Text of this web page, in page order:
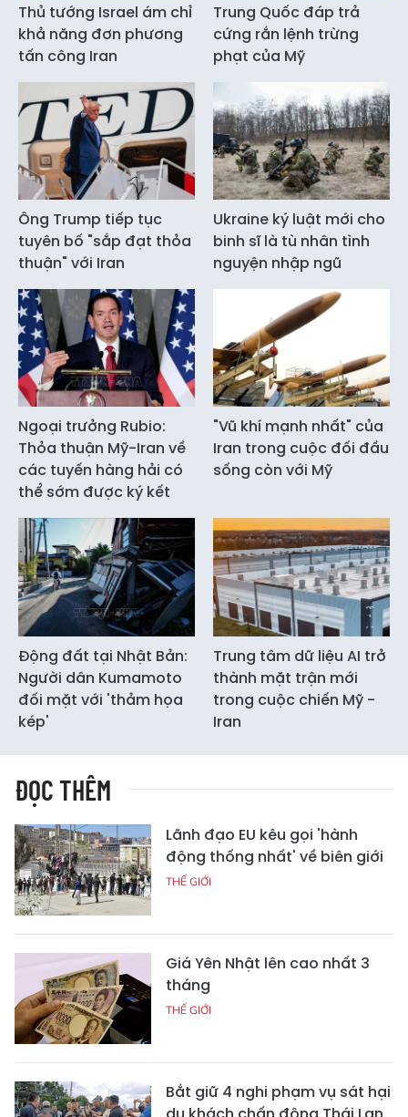
Thủ tướng Israel ám chỉ
khả năng đơn phương
tấn công Iran
Trung Quốc đáp trả
cứng rắn lệnh trừng
phạt của Mỹ
Ông Trump tiếp tục
tuyên bố "sắp đạt thỏa
thuận" với Iran
Ukraine ký luật mới cho
binh sĩ là tù nhân tình
nguyện nhập ngũ
Ngoại trưởng Rubio:
Thỏa thuận Mỹ-Iran về
các tuyến hàng hải có
thể sớm được ký kết
"Vũ khí mạnh nhất" của
Iran trong cuộc đối đầu
sống còn với Mỹ
Động đất tại Nhật Bản:
Người dân Kumamoto
đối mặt với 'thảm họa
kép'
Trung tâm dữ liệu AI trở
thành mặt trận mới
trong cuộc chiến Mỹ -
Iran
ĐỌC THÊM
Lãnh đạo EU kêu gọi 'hành
động thống nhất' về biên giới
THẾ GIỚI
Giá Yên Nhật lên cao nhất 3
tháng
THẾ GIỚI
Bắt giữ 4 nghi phạm vụ sát hại